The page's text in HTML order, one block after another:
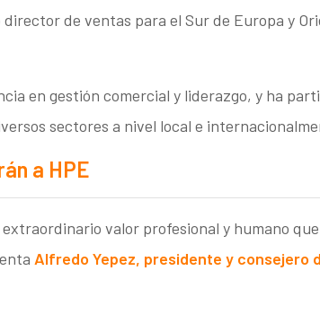
de ventas para el Sur de Europa y
en gestión comercial y liderazgo, y ha
sectores a nivel local e
a HPE
extraordinario valor profesional y humano
Alfredo Yepez, presidente y consejero